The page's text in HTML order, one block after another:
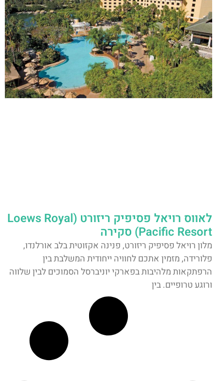
לאווס רויאל פסיפיק ריזורט (Loews Royal
Pacific Resort) סקירה
מלון רויאל פסיפיק ריזורט, פנינה אקזוטית בלב אורלנדו,
פלורידה, מזמין אתכם לחוויה ייחודית המשלבת בין
הרפתקאות מלהיבות בפארקי יוניברסל הסמוכים לבין שלווה
ורוגע טרופיים. בין